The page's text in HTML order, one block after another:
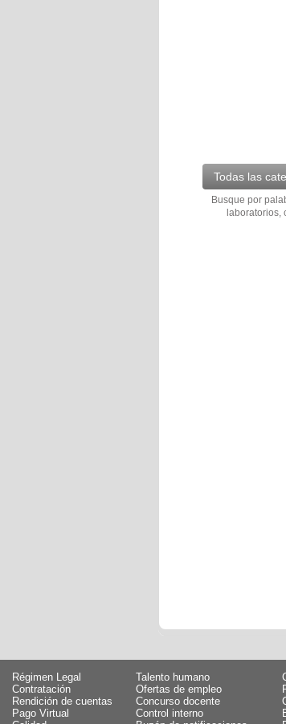
Todas las
Busque por
laboratorios,
Régimen Legal
Talento humano
Contratación
Ofertas de empleo
Rendición de cuentas
Concurso docente
Pago Virtual
Control interno